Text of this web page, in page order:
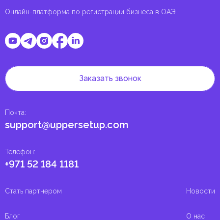
Онлайн-платформа по регистрации бизнеса в ОАЭ
Телефон:
+971 52 184 1181
Почта:
support@uppersetup.com
Заказать звонок
Стать партнером Новости
Блог О нас